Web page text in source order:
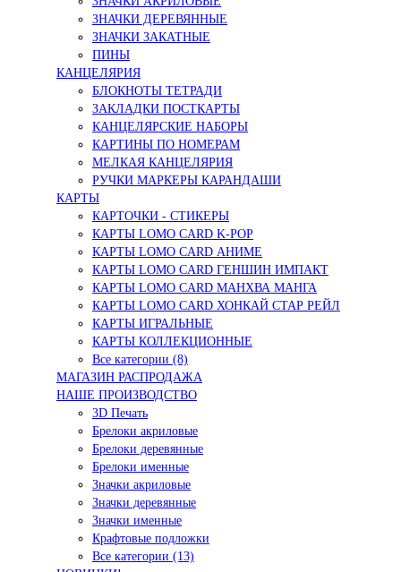
ЗНАЧКИ ДЕРЕВЯННЫЕ
ЗНАЧКИ ЗАКАТНЫЕ
ПИНЫ
КАНЦЕЛЯРИЯ
БЛОКНОТЫ ТЕТРАДИ
ЗАКЛАДКИ ПОСТКАРТЫ
КАНЦЕЛЯРСКИЕ НАБОРЫ
КАРТИНЫ ПО НОМЕРАМ
МЕЛКАЯ КАНЦЕЛЯРИЯ
РУЧКИ МАРКЕРЫ КАРАНДАШИ
КАРТЫ
КАРТОЧКИ - СТИКЕРЫ
КАРТЫ LOMO CARD K-POP
КАРТЫ LOMO CARD АНИМЕ
КАРТЫ LOMO CARD ГЕНШИН ИМПАКТ
КАРТЫ LOMO CARD МАНХВА МАНГА
КАРТЫ LOMO CARD ХОНКАЙ СТАР РЕЙЛ
КАРТЫ ИГРАЛЬНЫЕ
КАРТЫ КОЛЛЕКЦИОННЫЕ
Все категории (8)
МАГАЗИН РАСПРОДАЖА
НАШЕ ПРОИЗВОДСТВО
3D Печать
Брелоки акриловые
Брелоки деревянные
Брелоки именные
Значки акриловые
Значки деревянные
Значки именные
Крафтовые подложки
Все категории (13)